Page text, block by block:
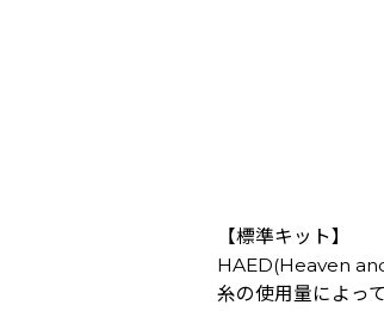
【標準キット】
HAED(Heaven
糸の使用量によっ